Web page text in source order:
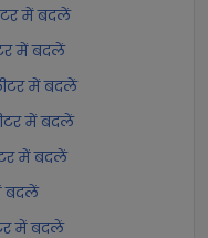
में बदलें
में बदलें
में बदलें
में बदलें
में बदलें
बदलें
में बदलें